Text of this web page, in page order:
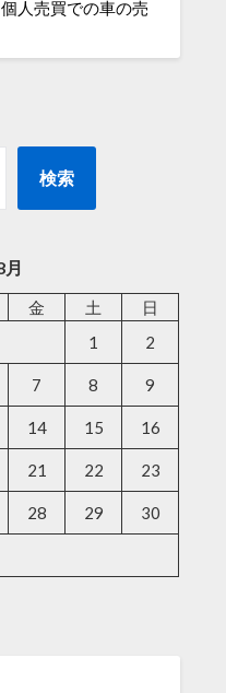
人売買での車の売
検索
金 土
日
1
2
7 8 9
14 15 16
21 22 23
28 29 30